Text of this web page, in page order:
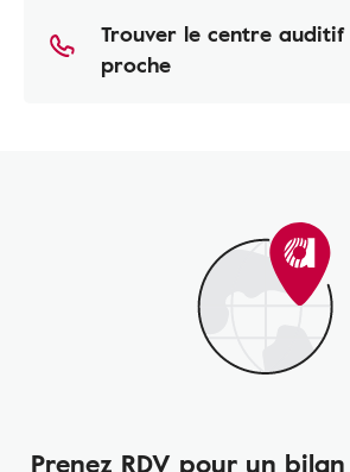
Trouver le centre auditif
proche
Prenez RDV pour un